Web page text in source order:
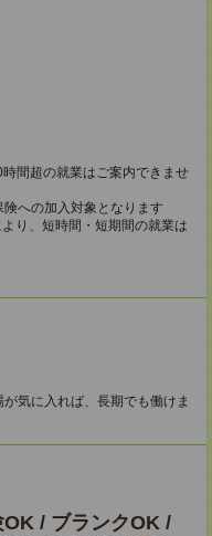
間超の就業はご案内できませ
への加入対象となります
り、短時間・短期間の就業は
に入れば、長期でも働けま
/ ブランクOK /